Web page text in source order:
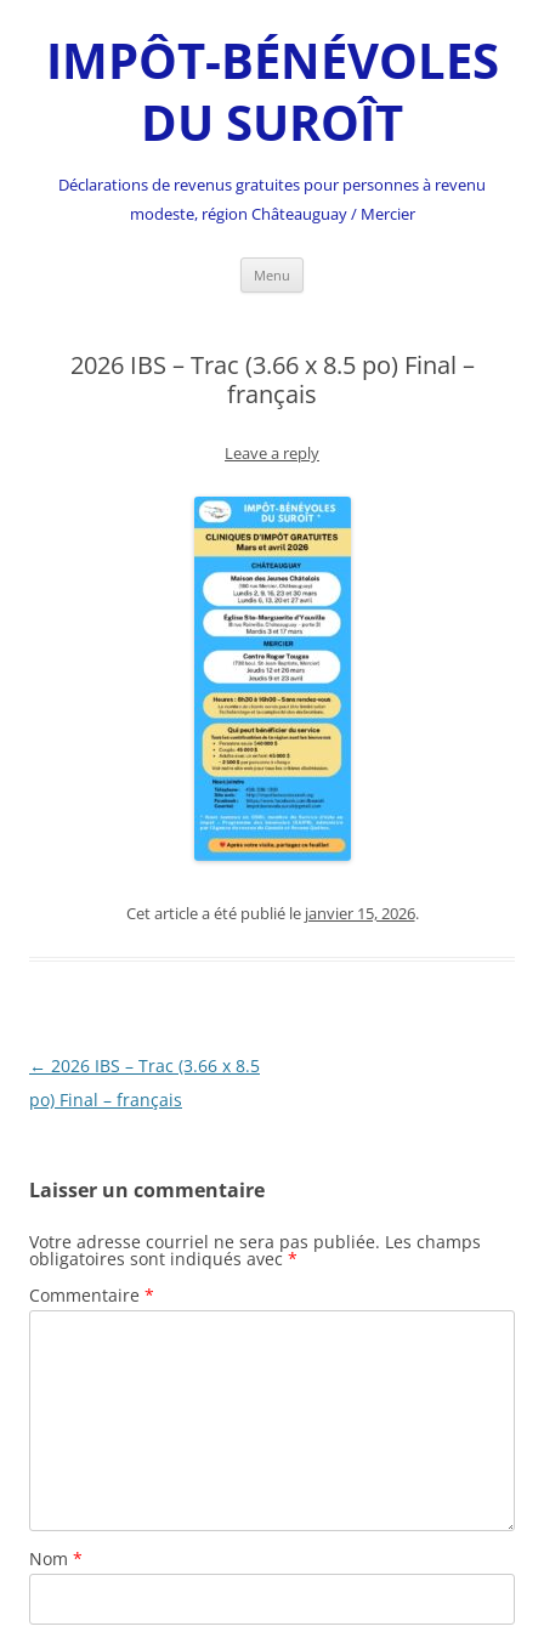
IMPÔT-BÉNÉVOLES
DU SUROÎT
Déclarations de revenus gratuites pour personnes à revenu
modeste, région Châteauguay / Mercier
Menu
2026 IBS – Trac (3.66 x 8.5 po) Final –
français
Leave a reply
Cet article a été publié le janvier 15, 2026.
Navigation
de
← 2026 IBS – Trac (3.66 x 8.5
po) Final – français
Laisser un commentaire
Votre adresse courriel ne sera pas publiée. Les champs
obligatoires sont indiqués avec *
Commentaire *
Nom *